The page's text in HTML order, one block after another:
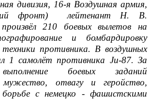
дивизия, 16-я Воздушная армия,
фронт) лейтенант Н. В.
произвёл 210 боевых вылетов на
и бомбардировку
противника. В воздушных
1 самолёт противника Ju-87. За
боевых заданий
мужество, отвагу и геройство,
борьбе с немецко - фашистскими